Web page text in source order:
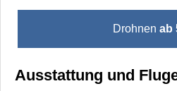
Drohnen ab
Ausstattung und